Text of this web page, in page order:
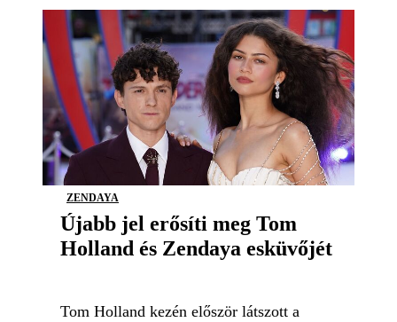
ZENDAYA
Újabb jel erősíti meg Tom
Holland és Zendaya esküvőjét
Tom Holland kezén először látszott a